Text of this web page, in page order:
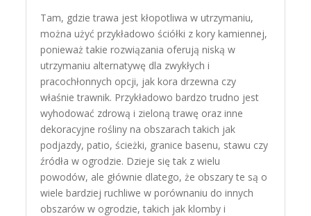
Tam, gdzie trawa jest kłopotliwa w utrzymaniu,
można użyć przykładowo ściółki z kory kamiennej,
ponieważ takie rozwiązania oferują niską w
utrzymaniu alternatywę dla zwykłych i
pracochłonnych opcji, jak kora drzewna czy
właśnie trawnik. Przykładowo bardzo trudno jest
wyhodować zdrową i zieloną trawę oraz inne
dekoracyjne rośliny na obszarach takich jak
podjazdy, patio, ścieżki, granice basenu, stawu czy
źródła w ogrodzie. Dzieje się tak z wielu
powodów, ale głównie dlatego, że obszary te są o
wiele bardziej ruchliwe w porównaniu do innych
obszarów w ogrodzie, takich jak klomby i